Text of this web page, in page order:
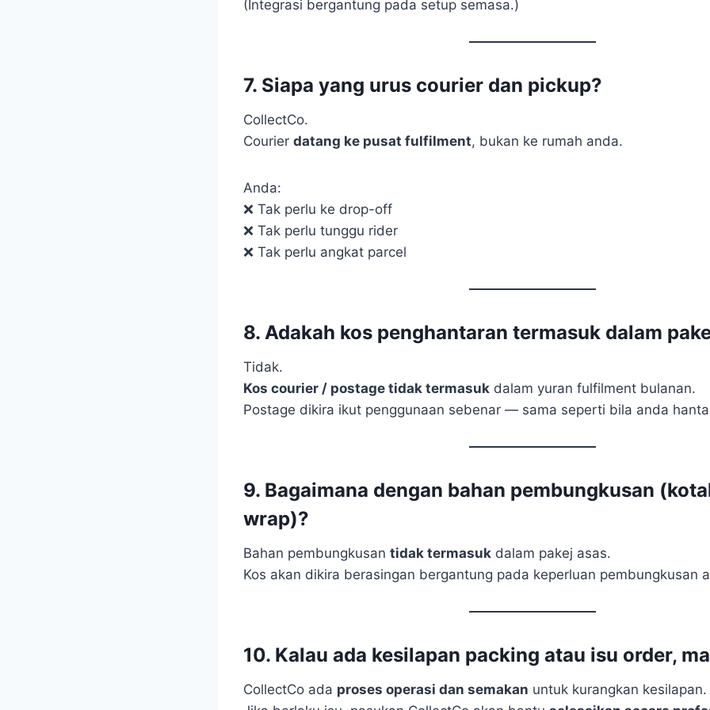
(Integrasi bergantung pada setup semasa.)
7. Siapa yang urus courier dan pickup?
CollectCo.
Courier datang ke pusat fulfilment, bukan ke rumah anda.
Anda:
❌ Tak perlu ke drop-off
❌ Tak perlu tunggu rider
❌ Tak perlu angkat parcel
8. Adakah kos penghantaran termasuk dalam
Tidak.
Kos courier / postage tidak termasuk dalam yuran fulfilment bulanan.
Postage dikira ikut penggunaan sebenar — sama seperti bila anda
9. Bagaimana dengan bahan pembungkusan
wrap)?
Bahan pembungkusan tidak termasuk dalam pakej asas.
Kos akan dikira berasingan bergantung pada keperluan pembungkusan
10. Kalau ada kesilapan packing atau isu order,
CollectCo ada proses operasi dan semakan untuk kurangkan kesilapan.